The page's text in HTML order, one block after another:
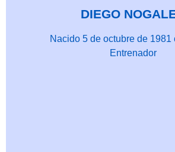
DIEGO
Nacido 5 de octubre de 1981
Entrenador